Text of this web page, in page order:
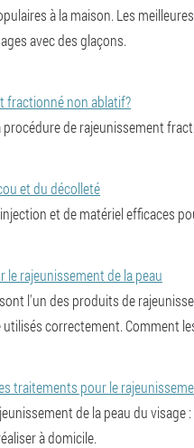
à la maison. Les
avec des glaçons.
fractionné non ablatif?
procédure de rajeunissement
et du décolleté
et de matériel efficaces
rajeunissement de la peau
l'un des produits de
correctement. Comment
traitements pour le
de la peau du
à domicile.